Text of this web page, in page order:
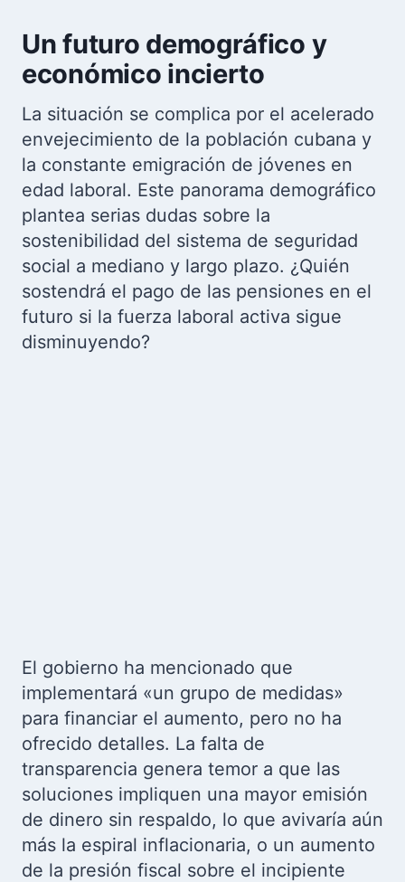
Un futuro demográfico y
económico incierto
La situación se complica por el acelerado
envejecimiento de la población cubana y
la constante emigración de jóvenes en
edad laboral. Este panorama demográfico
plantea serias dudas sobre la
sostenibilidad del sistema de seguridad
social a mediano y largo plazo. ¿Quién
sostendrá el pago de las pensiones en el
futuro si la fuerza laboral activa sigue
disminuyendo?
El gobierno ha mencionado que
implementará «un grupo de medidas»
para financiar el aumento, pero no ha
ofrecido detalles. La falta de
transparencia genera temor a que las
soluciones impliquen una mayor emisión
de dinero sin respaldo, lo que avivaría aún
más la espiral inflacionaria, o un aumento
de la presión fiscal sobre el incipiente